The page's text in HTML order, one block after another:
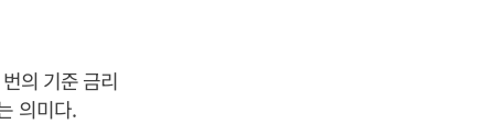
의 기준 금리
의미다.